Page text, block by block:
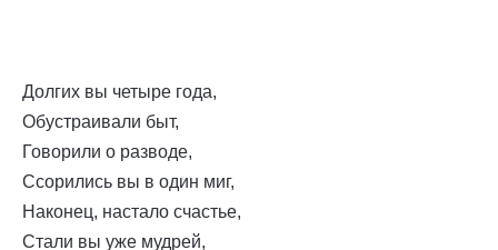
Долгих вы четыре года,
Обустраивали быт,
Говорили о разводе,
Ссорились вы в один миг,
Наконец, настало счастье,
Стали вы уже мудрей,